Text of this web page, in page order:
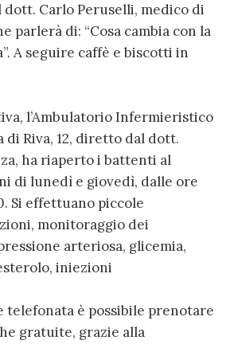
dott. Carlo Peruselli, medico di
parlerà di: “Cosa cambia con la
A seguire caffè e biscotti in
l’Ambulatorio Infermieristico
di Riva, 12, diretto dal dott.
ha riaperto i battenti al
di lunedì e giovedì, dalle ore
Si effettuano piccole
monitoraggio dei
arteriosa, glicemia,
iniezioni
telefonata è possibile prenotare
gratuite, grazie alla